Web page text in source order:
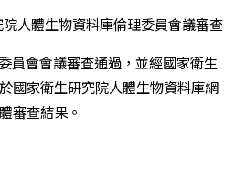
人體生物資料庫倫理委員會議審查
員會會議審查通過，並經國家衛生
國家衛生研究院人體生物資料庫網
審查結果。